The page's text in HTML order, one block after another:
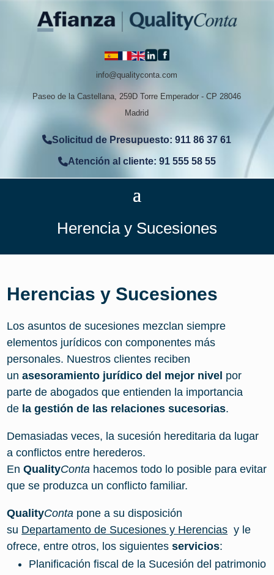
info@qualityconta.com
Paseo de la Castellana, 259D Torre Emperador - CP 28046
Madrid
Solicitud de Presupuesto: 911 86 37 61
Atención al cliente: 91 555 58 55
Herencia y Sucesiones
Herencias y Sucesiones
Los asuntos de sucesiones mezclan siempre
elementos jurídicos con componentes más
personales. Nuestros clientes reciben
un asesoramiento jurídico del mejor nivel por
parte de abogados que entienden la importancia
de la gestión de las relaciones sucesorias.
Demasiadas veces, la sucesión hereditaria da lugar
a conflictos entre herederos.
En QualityConta hacemos todo lo posible para evitar
que se produzca un conflicto familiar.
QualityConta pone a su disposición
su Departamento de Sucesiones y Herencias y le
ofrece, entre otros, los siguientesservicios:
Planificación fiscal de la Sucesión del patrimonio